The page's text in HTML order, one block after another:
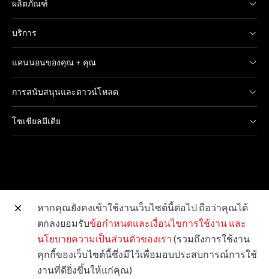
ผลิตภัณฑ์
บริการ
แคนนอนของคุณ + คุณ
การสนับสนุนและดาวน์โหลด
โซเชียลมีเดีย
เว็บไซต์อื่น ๆ ของแคนนอน
ลิขสิทธิ์ © 2026 Canon Marketing (Thailand) Co., Ltd.
จำกัด สงวนลิขสิทธิ์
หากคุณยังคงเข้าใช้งานเว็บไซต์นี้ต่อไป ถือว่าคุณได้
ตกลงยอมรับข้อกำหนดและเงื่อนไขการใช้งาน และ
นโยบายความเป็นส่วนตัวของเรา (รวมถึงการใช้งาน
คุกกี้ของเว็บไซต์นี้ซึ่งมีไว้เพื่อมอบประสบการณ์การใช้
งานที่ดียิ่งขึ้นให้แก่คุณ)